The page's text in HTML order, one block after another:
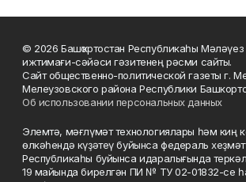
© 2026 Башҡортостан Республикаһы
ижтимағи-сәйәси гәзитенең рәсми сайты.
Сайт общественно-политической газеты г.
Мелеузовского района Республики
Об использовании персональных данных
Элемтә, мәғлүмәт технологиялары һәм киң
өлкәһендә күҙәтеү буйынса федераль
Республикаһы буйынса идаралығында
19 майында бирелгән ПИ № ТУ 02-01832-се